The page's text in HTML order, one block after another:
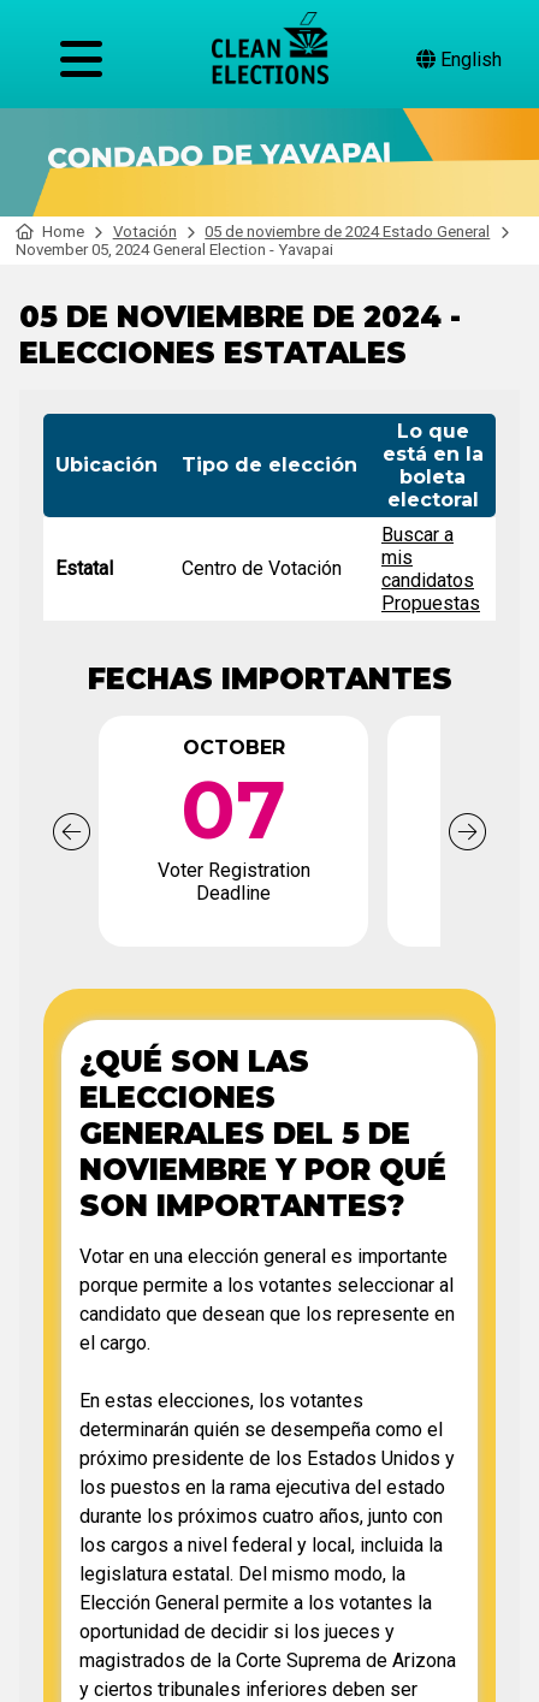
English
Home Votación
05 de noviembre de 2024 Estado General
November 05, 2024 General Election - Yavapai
05 DE NOVIEMBRE DE 2024 -
ELECCIONES ESTATALES
Ubicación Tipo de elección
Lo que
está en la
boleta
electoral
Estatal Centro de Votación
Buscar a
mis
candidatos
Propuestas
FECHAS IMPORTANTES
OCTOBER
07
Voter Registration
Deadline
¿QUÉ SON LAS
ELECCIONES
GENERALES DEL 5 DE
NOVIEMBRE Y POR QUÉ
SON IMPORTANTES?
Votar en una elección general es importante
porque permite a los votantes seleccionar al
candidato que desean que los represente en
el cargo.
En estas elecciones, los votantes
determinarán quién se desempeña como el
próximo presidente de los Estados Unidos y
los puestos en la rama ejecutiva del estado
durante los próximos cuatro años, junto con
los cargos a nivel federal y local, incluida la
legislatura estatal. Del mismo modo, la
Elección General permite a los votantes la
oportunidad de decidir si los jueces y
magistrados de la Corte Suprema de Arizona
y ciertos tribunales inferiores deben ser